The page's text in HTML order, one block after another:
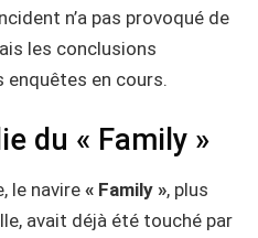
n’a pas provoqué de
les conclusions
en cours.
du « Family »
le navire « Family », plus
avait déjà été touché par